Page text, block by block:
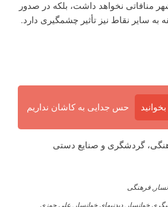
منافاتی نخواهد داشت، بلکه در صدور
به سایر نقاط نیز تأثیر چشمگیری دارد.
حس جدایی به کاشان نداریم
گردشگری و صنایع دستی
, فرهنگی